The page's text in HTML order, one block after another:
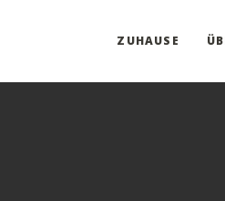
ZUHAUSE